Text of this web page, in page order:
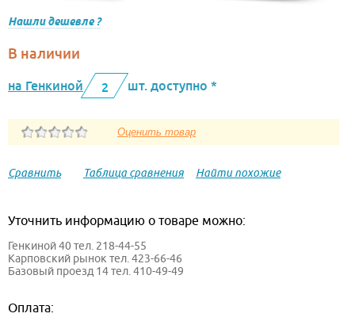
Нашли дешевле ?
В наличии
на Генкиной 2 шт. доступно *
Сравнить Таблица сравнения Найти похожие
Уточнить информацию о товаре можно:
Генкиной 40 тел. 218-44-55
Карповский рынок тел. 423-66-46
Базовый проезд 14 тел. 410-49-49
Оплата: